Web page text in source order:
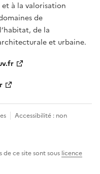
à la valorisation
de
de la
et urbaine.
Accessibilité : non
ce site sont sous licence